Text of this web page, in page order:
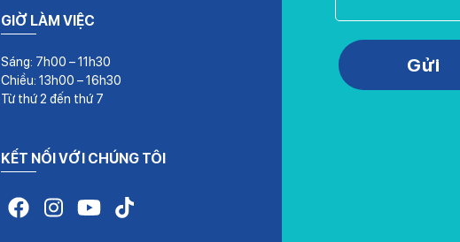
GIỜ LÀM VIỆC
Sáng: 7h00 – 11h30
Chiều: 13h00 – 16h30
Từ thứ 2 đến thứ 7
KẾT NỐI VỚI CHÚNG TÔI
Please leave this field
Gửi